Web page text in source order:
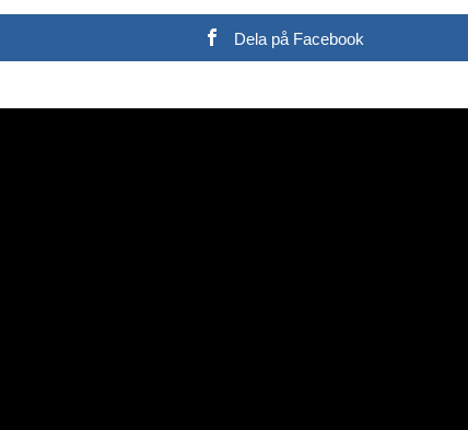
Dela på Facebook